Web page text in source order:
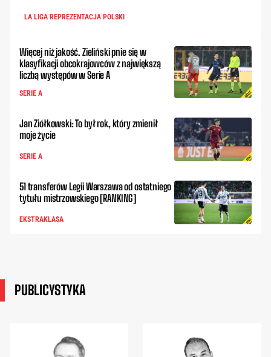
LA LIGA REPREZENTACJA POLSKI
Więcej niż jakość. Zieliński pnie się w
klasyfikacji obcokrajowców z największą
liczbą występów w Serie A
SERIE A
Jan Ziółkowski: To był rok, który zmienił
moje życie
SERIE A
51 transferów Legii Warszawa od ostatniego
tytułu mistrzowskiego [RANKING]
EKSTRAKLASA
PUBLICYSTYKA